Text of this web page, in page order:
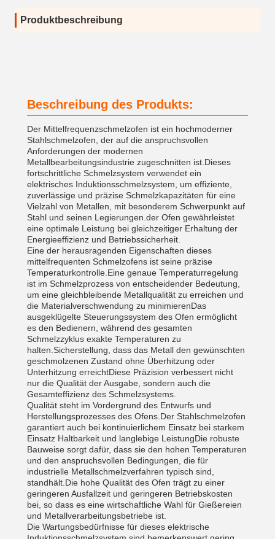
Produktbeschreibung
Beschreibung des Produkts:
Der Mittelfrequenzschmelzofen ist ein hochmoderner
Stahlschmelzofen, der auf die anspruchsvollen
Anforderungen der modernen
Metallbearbeitungsindustrie zugeschnitten ist.Dieses
fortschrittliche Schmelzsystem verwendet ein
elektrisches Induktionsschmelzsystem, um effiziente,
zuverlässige und präzise Schmelzkapazitäten für eine
Vielzahl von Metallen, mit besonderem Schwerpunkt auf
Stahl und seinen Legierungen.der Ofen gewährleistet
eine optimale Leistung bei gleichzeitiger Erhaltung der
Energieeffizienz und Betriebssicherheit.
Eine der herausragenden Eigenschaften dieses
mittelfrequenten Schmelzofens ist seine präzise
Temperaturkontrolle.Eine genaue Temperaturregelung
ist im Schmelzprozess von entscheidender Bedeutung,
um eine gleichbleibende Metallqualität zu erreichen und
die Materialverschwendung zu minimierenDas
ausgeklügelte Steuerungssystem des Ofen ermöglicht
es den Bedienern, während des gesamten
Schmelzzyklus exakte Temperaturen zu
halten.Sicherstellung, dass das Metall den gewünschten
geschmolzenen Zustand ohne Überhitzung oder
Unterhitzung erreichtDiese Präzision verbessert nicht
nur die Qualität der Ausgabe, sondern auch die
Gesamteffizienz des Schmelzsystems.
Qualität steht im Vordergrund des Entwurfs und
Herstellungsprozesses des Ofens.Der Stahlschmelzofen
garantiert auch bei kontinuierlichem Einsatz bei starkem
Einsatz Haltbarkeit und langlebige LeistungDie robuste
Bauweise sorgt dafür, dass sie den hohen Temperaturen
und den anspruchsvollen Bedingungen, die für
industrielle Metallschmelzverfahren typisch sind,
standhält.Die hohe Qualität des Ofen trägt zu einer
geringeren Ausfallzeit und geringeren Betriebskosten
bei, so dass es eine wirtschaftliche Wahl für Gießereien
und Metallverarbeitungsbetriebe ist.
Die Wartungsbedürfnisse für dieses elektrische